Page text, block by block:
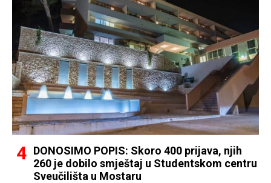
DONOSIMO POPIS: Skoro 400 prijava, njih
260 je dobilo smještaj u Studentskom centru
Sveučilišta u Mostaru